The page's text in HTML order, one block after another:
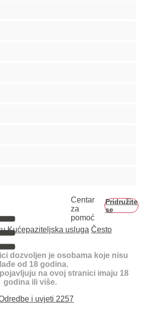
Centar
za
pomoć
Pridružite
se
Kućepaziteljska usluga Često
dozvoljen je osobama koje nisu
od 18 godina.
na ovoj stranici imaju 18
godina ili više.
i uvjeti 2257